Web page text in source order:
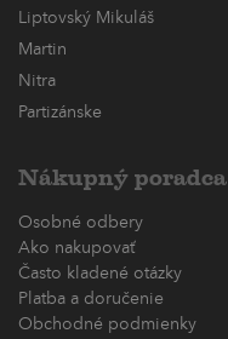
Liptovský Mikuláš
Martin
Nitra
Partizánske
Nákupný poradca
Osobné odbery
Ako nakupovať
Často kladené otázky
Platba a doručenie
Obchodné podmienky